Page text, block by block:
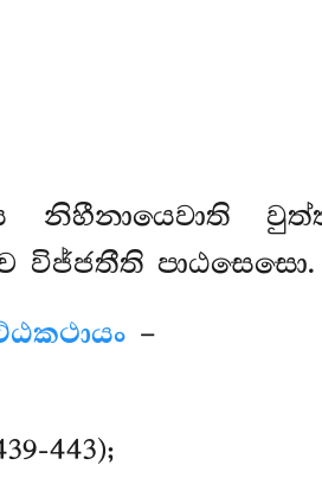
විජ්ජතීති පාඨසෙසො.
–
443);